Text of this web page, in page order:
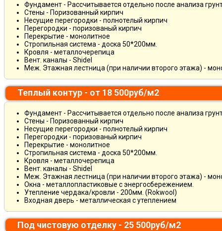
Фундамент - Рассчитывается отдельно после анализа
Стены - Поризованный кирпич
Несущие перегородки - полнотелый кирпич
Перегородки - поризованый кирпич
Перекрытие - монолитное
Стропильная система - доска 50*200мм.
Кровля - металлочерепица
Вент. каналы - Shidel
Меж. Этажная лестница (при наличии второго этажа) -
Теплый контур - от 18 500руб/м2
Фундамент - Рассчитывается отдельно после анализа
Стены - Поризованный кирпич
Несущие перегородки - полнотелый кирпич
Перегородки - поризованый кирпич
Перекрытие - монолитное
Стропильная система - доска 50*200мм.
Кровля - металлочерепица
Вент. каналы - Shidel
Меж. Этажная лестница (при наличии второго этажа) -
Окна - металлопластиковые с энергосбережением.
Утепление чердака/кровли - 200мм. (Rokwool)
Входная дверь - металлическая с утеплением
Под чистовую отделку - 25 500руб/м2